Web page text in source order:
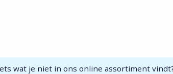
wat je niet in ons online assortiment